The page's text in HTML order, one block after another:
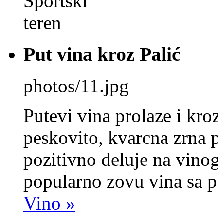
Put vina kroz Palić
photos/11.jpg
Putevi vina prolaze i
peskovito, kvarcna zrna
pozitivno deluje na
popularno zovu vina sa
Vino »